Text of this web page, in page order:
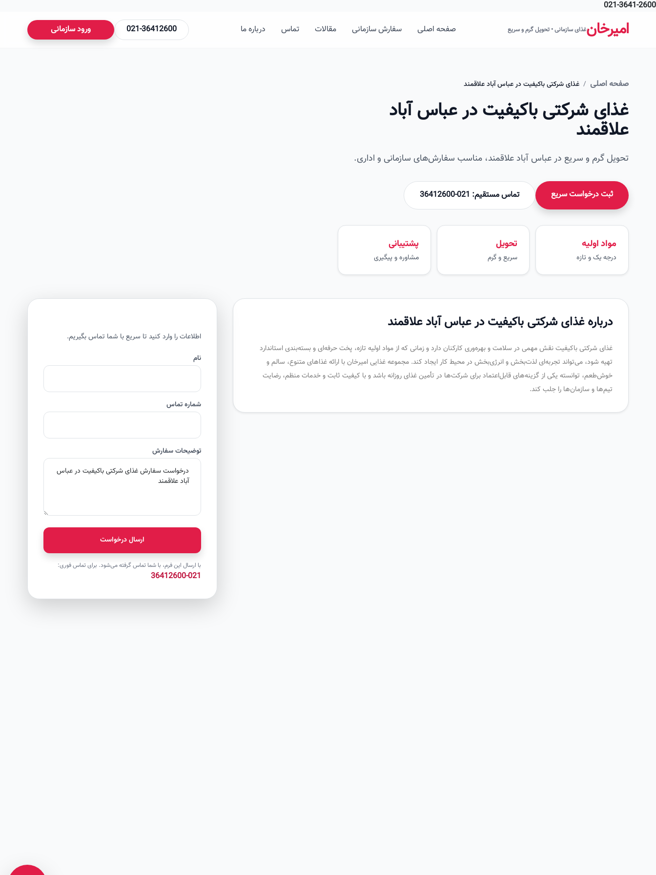
021-3641-2600
امیرخانغذای سازمانی • تحویل گرم و سریع صفحه اصلی سفارش سازمانی مقالات تماس درباره ما 021-36412600 ورود سازمانی
صفحه اصلی / غذای شرکتی باکیفیت در عباس آباد علاقمند
غذای شرکتی باکیفیت در عباس آباد
علاقمند
تحویل گرم و سریع در عباس آباد علاقمند، مناسب سفارش‌های سازمانی و اداری.
ثبت درخواست سریع تماس مستقیم: 021-36412600
مواد اولیه
درجه یک و تازه
تحویل
سریع و گرم
پشتیبانی
مشاوره و پیگیری
درباره غذای شرکتی باکیفیت در عباس آباد علاقمند
غذای شرکتی باکیفیت نقش مهمی در سلامت و بهره‌وری کارکنان دارد و زمانی که از مواد اولیه تازه، پخت حرفه‌ای و بسته‌بندی استاندارد
تهیه شود، می‌تواند تجربه‌ای لذت‌بخش و انرژی‌بخش در محیط کار ایجاد کند. مجموعه غذایی امیرخان با ارائه غذاهای متنوع، سالم و
خوش‌طعم، توانسته یکی از گزینه‌های قابل‌اعتماد برای شرکت‌ها در تأمین غذای روزانه باشد و با کیفیت ثابت و خدمات منظم، رضایت
تیم‌ها و سازمان‌ها را جلب کند.
اطلاعات را وارد کنید تا سریع با شما تماس بگیریم.
نام
شماره تماس
توضیحات سفارش
ارسال درخواست
با ارسال این فرم، با شما تماس گرفته می‌شود. برای تماس فوری:
021-36412600